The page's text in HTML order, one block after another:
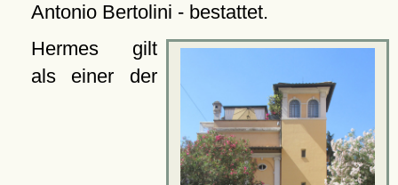
Antonio Bertolini - bestattet.
Hermes gilt
als einer der